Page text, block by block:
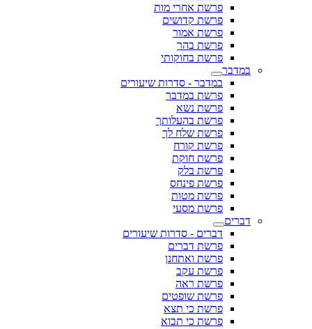
פרשת אחרי מות
פרשת קדושים
פרשת אמור
פרשת בהר
פרשת בחוקותי
במדבר
במדבר - סדרות שיעורים
פרשת במדבר
פרשת נשא
פרשת בהעלותך
פרשת שלח לך
פרשת קורח
פרשת חוקת
פרשת בלק
פרשת פינחס
פרשת מטות
פרשת מסעי
דברים
דברים - סדרות שיעורים
פרשת דברים
פרשת ואתחנן
פרשת עקב
פרשת ראה
פרשת שופטים
פרשת כי תצא
פרשת כי תבוא